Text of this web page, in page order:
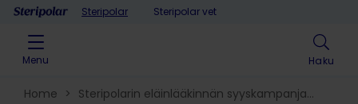
Skip to contentSteripolar Steripolar vet
Menu Haku
Home > Steripolarin eläinlääkinnän syyskampanja